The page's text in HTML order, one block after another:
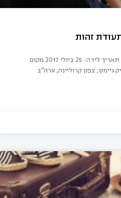
שם מלא: Fortnite, Battle Royal תאריך לידה: 25 ביולי 2017 מקום
צפון קרוליינה, ארה”ב